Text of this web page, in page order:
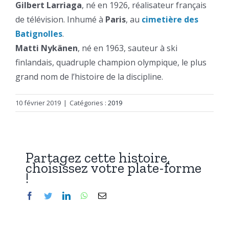
Gilbert Larriaga, né en 1926, réalisateur français
de télévision. Inhumé à Paris, au cimetière des
Batignolles.
Matti Nykänen, né en 1963, sauteur à ski
finlandais, quadruple champion olympique, le plus
grand nom de l’histoire de la discipline.
10 février 2019 | Catégories : 2019
Partagez cette histoire,
choisissez votre plate-forme
!
Facebook
TwitterLinkedInWhatsApp
Email